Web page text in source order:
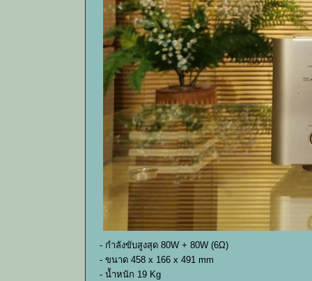
- กำลังขับสูงสุด 80W + 80W (6Ω)
- ขนาด 458 x 166 x 491 mm
- น้ำหนัก 19 Kg